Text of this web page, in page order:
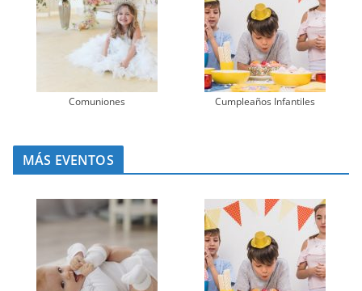
Comuniones Cumpleaños Infantiles
MÁS EVENTOS